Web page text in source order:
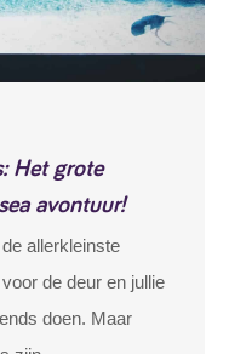
Het grote
avontuur!
allerkleinste
de deur en jullie
doen. Maar